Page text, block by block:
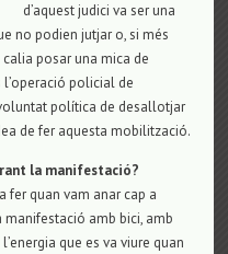
d’aquest judici va ser una
no podien jutjar o, si més
posar una mica de
policial de
política de desallotjar
de fer aquesta mobilització.
la manifestació?
fer quan vam anar cap a
manifestació amb bici, amb
que es va viure quan